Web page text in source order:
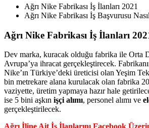
Ağrı Nike Fabrikası İş İlanları 2021
Ağrı Nike Fabrikası İş Başvurusu
Ağrı Nike Fabrikası İş İlanları
Dev marka, kuracak olduğu fabrika ile Orta
Avrupa’ya ihracat gerçekleştirecek.
Nike’ın Türkiye’deki üreticisi olan Yeşim
bin metrekare alana kurulacak olan fabrika
vaziyette, üretim yapmaya hazır hale
ise 5 bini aşkın işçi alımı, personel alımı ve
gerçekleştirilecek.